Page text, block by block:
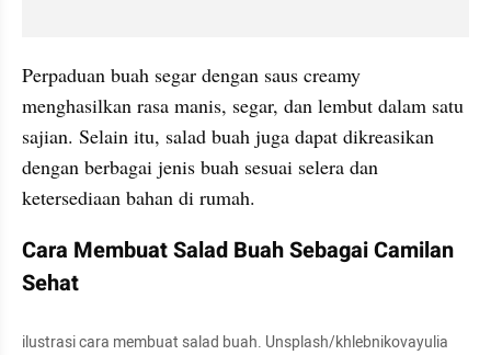
Perpaduan buah segar dengan saus creamy
menghasilkan rasa manis, segar, dan lembut dalam satu
sajian. Selain itu, salad buah juga dapat dikreasikan
dengan berbagai jenis buah sesuai selera dan
ketersediaan bahan di rumah.
Cara Membuat Salad Buah Sebagai Camilan
Sehat
ilustrasi cara membuat salad buah. Unsplash/khlebnikovayulia